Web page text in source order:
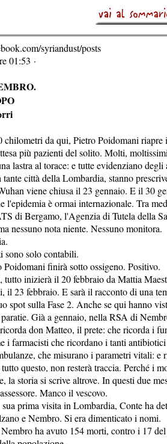
syriandust/posts
01:53 ·
chilometri da qui, Pietro Poidomani
più pazienti del solito. Molti,
lastra al torace: e tutte evidenziano
città della Lombardia, stanno
viene chiusa il 23 gennaio. E il 30
l'epidemia è ormai internazionale. Tra
di Bergamo, l'Agenzia di Tutela della
nessuno nota niente. Nessuno monitora.
sono solo contabili.
finirà sotto ossigeno. Positivo.
inizierà il 20 febbraio da Mattia
il 23 febbraio. E sarà il racconto di una
spot sulla Fase 2. Anche se qui hanno
Già a gennaio, nella RSA di
don Matteo, il prete: che ricorda i
i farmacisti che ricordano i tanti
che misurano i parametri vitali: e
questo, non resterà traccia. Perché i
la storia si scrive altrove. In questi due
Manco il vescovo.
prima visita in Lombardia, Conte ha
e Nembro. Si era dimenticato i nomi.
ha avuto 154 morti, contro i 17